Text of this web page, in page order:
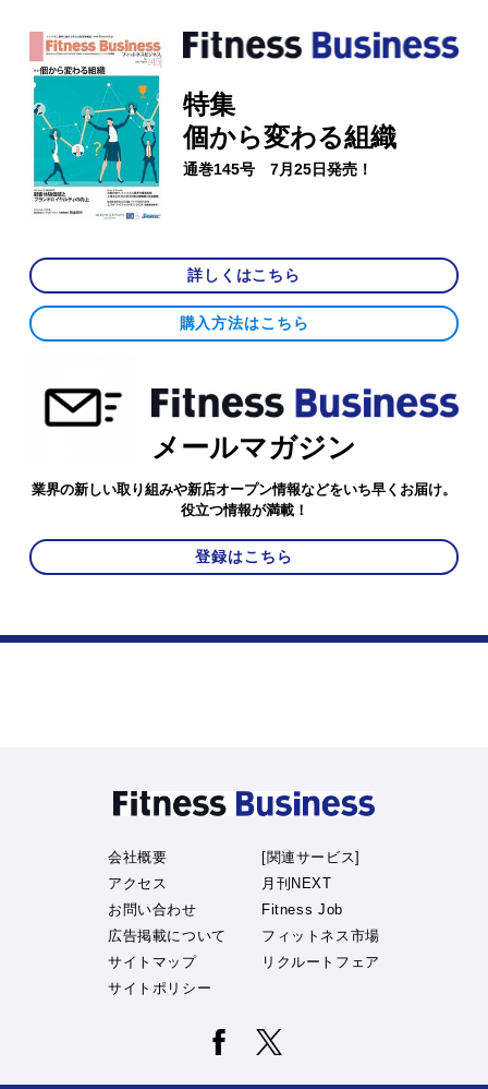
特集
個から変わる組織
通巻145号 7月25日発売！
詳しくはこちら
購入方法はこちら
メールマガジン
業界の新しい取り組みや新店オープン情報などをいち早くお届け。
役立つ情報が満載！
登録はこちら
会社概要
アクセス
お問い合わせ
広告掲載について
サイトマップ
サイトポリシー
[関連サービス]
月刊NEXT
Fitness Job
フィットネス市場
リクルートフェア